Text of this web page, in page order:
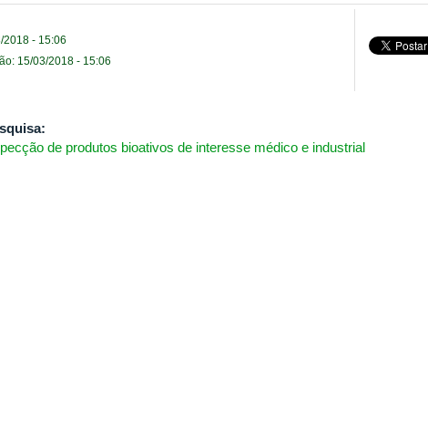
2018 - 15:06
15/03/2018 - 15:06
de produtos bioativos de interesse médico e industrial